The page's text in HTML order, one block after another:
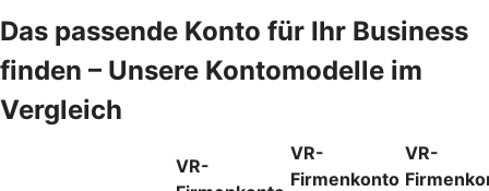
Das passende Konto für Ihr Business
finden – Unsere Kontomodelle im
Vergleich
VR-
VR-
Firmenkonto
VR-